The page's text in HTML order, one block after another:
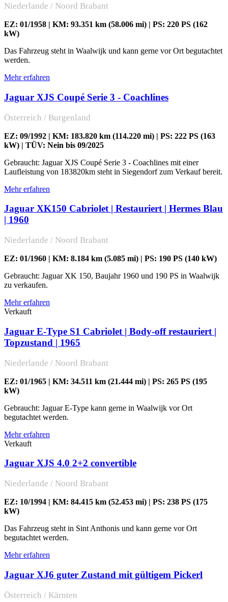
Niederlande / Noord Brabant
EZ: 01/1958 | KM: 93.351 km (58.006 mi) | PS: 220 PS (162
kW)
Das Fahrzeug steht in Waalwijk und kann gerne vor Ort begutachtet
werden.
Mehr erfahren
Jaguar XJS Coupé Serie 3 - Coachlines
Österreich / Burgenland
EZ: 09/1992 | KM: 183.820 km (114.220 mi) | PS: 222 PS (163
kW) | TÜV: Nein bis 09/2025
Gebraucht: Jaguar XJS Coupé Serie 3 - Coachlines mit einer
Laufleistung von 183820km steht in Siegendorf zum Verkauf bereit.
Mehr erfahren
Jaguar XK150 Cabriolet | Restauriert | Hermes Blau
| 1960
Niederlande / Noord Brabant
EZ: 01/1960 | KM: 8.184 km (5.085 mi) | PS: 190 PS (140 kW)
Gebraucht: Jaguar XK 150, Baujahr 1960 und 190 PS in Waalwijk
zu verkaufen.
Mehr erfahren
Verkauft
Jaguar E-Type S1 Cabriolet | Body-off restauriert |
Topzustand | 1965
Niederlande / Noord Brabant
EZ: 01/1965 | KM: 34.511 km (21.444 mi) | PS: 265 PS (195
kW)
Gebraucht: Jaguar E-Type kann gerne in Waalwijk vor Ort
begutachtet werden.
Mehr erfahren
Verkauft
Jaguar XJS 4.0 2+2 convertible
Niederlande / Noord Brabant
EZ: 10/1994 | KM: 84.415 km (52.453 mi) | PS: 238 PS (175
kW)
Das Fahrzeug steht in Sint Anthonis und kann gerne vor Ort
begutachtet werden.
Mehr erfahren
Jaguar XJ6 guter Zustand mit gültigem Pickerl
Österreich / Kärnten